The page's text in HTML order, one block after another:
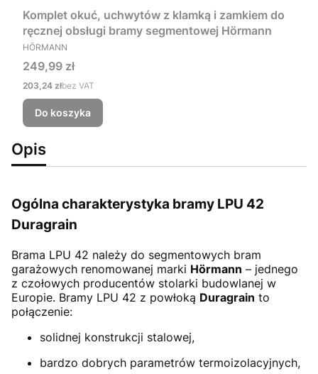
Komplet okuć, uchwytów z klamką i zamkiem do
ręcznej obsługi bramy segmentowej Hörmann
PRODUCENT
HÖRMANN
Cena
249,99 zł
Cena
203,24 złbez VAT
Do koszyka
Opis
Ogólna charakterystyka bramy LPU 42
Duragrain
Brama LPU 42 należy do segmentowych bram
garażowych renomowanej marki Hörmann – jednego
z czołowych producentów stolarki budowlanej w
Europie. Bramy LPU 42 z powłoką Duragrain to
połączenie:
solidnej konstrukcji stalowej,
bardzo dobrych parametrów termoizolacyjnych,